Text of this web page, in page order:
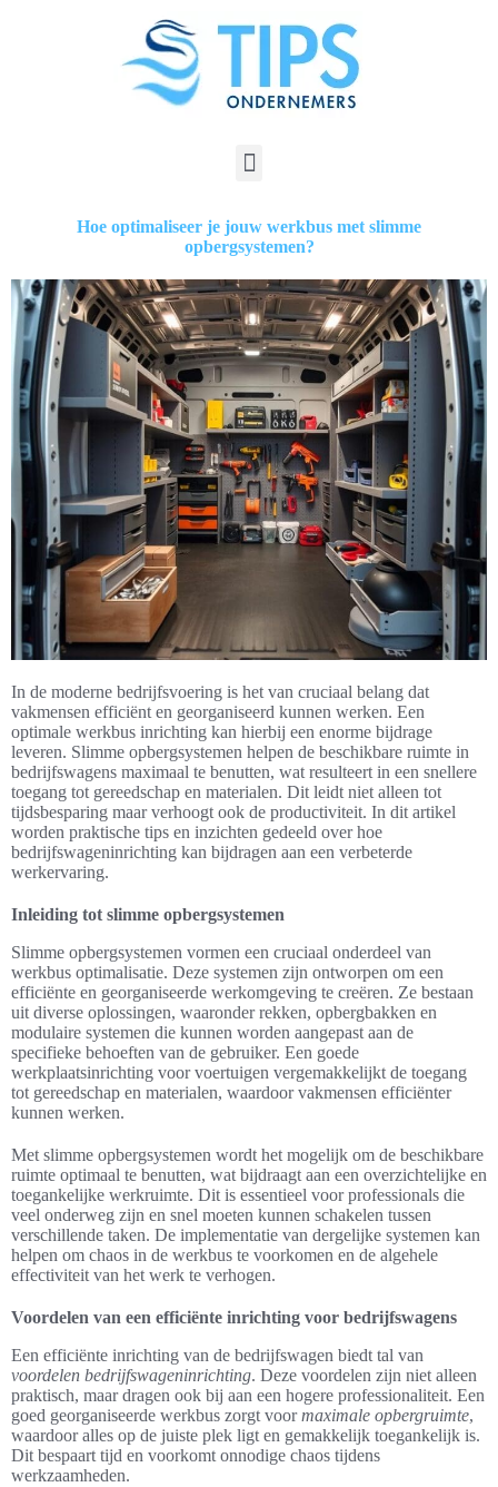
Hoe optimaliseer je jouw werkbus met slimme
opbergsystemen?
In de moderne bedrijfsvoering is het van cruciaal belang dat
vakmensen efficiënt en georganiseerd kunnen werken. Een
optimale werkbus inrichting kan hierbij een enorme bijdrage
leveren. Slimme opbergsystemen helpen de beschikbare ruimte in
bedrijfswagens maximaal te benutten, wat resulteert in een snellere
toegang tot gereedschap en materialen. Dit leidt niet alleen tot
tijdsbesparing maar verhoogt ook de productiviteit. In dit artikel
worden praktische tips en inzichten gedeeld over hoe
bedrijfswageninrichting kan bijdragen aan een verbeterde
werkervaring.
Inleiding tot slimme opbergsystemen
Slimme opbergsystemen vormen een cruciaal onderdeel van
werkbus optimalisatie. Deze systemen zijn ontworpen om een
efficiënte en georganiseerde werkomgeving te creëren. Ze bestaan
uit diverse oplossingen, waaronder rekken, opbergbakken en
modulaire systemen die kunnen worden aangepast aan de
specifieke behoeften van de gebruiker. Een goede
werkplaatsinrichting voor voertuigen vergemakkelijkt de toegang
tot gereedschap en materialen, waardoor vakmensen efficiënter
kunnen werken.
Met slimme opbergsystemen wordt het mogelijk om de beschikbare
ruimte optimaal te benutten, wat bijdraagt aan een overzichtelijke en
toegankelijke werkruimte. Dit is essentieel voor professionals die
veel onderweg zijn en snel moeten kunnen schakelen tussen
verschillende taken. De implementatie van dergelijke systemen kan
helpen om chaos in de werkbus te voorkomen en de algehele
effectiviteit van het werk te verhogen.
Voordelen van een efficiënte inrichting voor bedrijfswagens
Een efficiënte inrichting van de bedrijfswagen biedt tal van
voordelen bedrijfswageninrichting. Deze voordelen zijn niet alleen
praktisch, maar dragen ook bij aan een hogere professionaliteit. Een
goed georganiseerde werkbus zorgt voormaximale opbergruimte,
waardoor alles op de juiste plek ligt en gemakkelijk toegankelijk is.
Dit bespaart tijd en voorkomt onnodige chaos tijdens
werkzaamheden.